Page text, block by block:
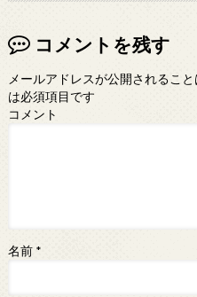
コメントを残す
メールアドレスが公開されること
は必須項目です
コメント
名前 *